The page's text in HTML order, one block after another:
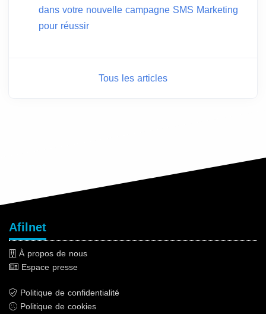
dans votre nouvelle campagne SMS Marketing
pour réussir
Tous les articles
Afilnet
À propos de nous
Espace presse
Politique de confidentialité
Politique de cookies